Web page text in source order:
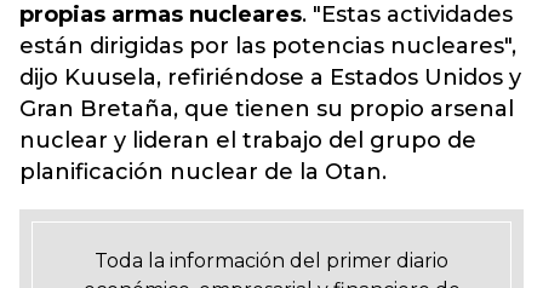
propias armas nucleares. "Estas actividades
están dirigidas por las potencias nucleares",
dijo Kuusela, refiriéndose a Estados Unidos y
Gran Bretaña, que tienen su propio arsenal
nuclear y lideran el trabajo del grupo de
planificación nuclear de la Otan.
Toda la información del primer diario